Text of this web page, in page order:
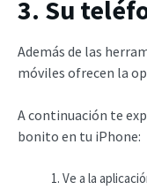
3. Su
Además de las
móviles ofrecen la
A continuación te
bonito en tu iPhone:
Ve a la